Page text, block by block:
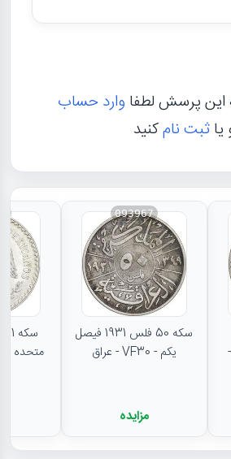
پرسش لطفا وارد حساب
ثبت نامکنید
جمهوری سوم - EF45 -
093967
سکه 50 فلس 1931 فیصل
یکم - VF30 - عراق
مزایده
متحده - MS62 - مکزیک